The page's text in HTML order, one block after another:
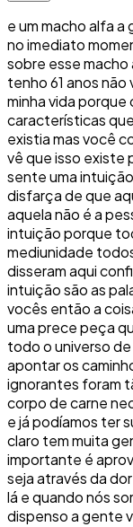
e um macho alfa a
no imediato
sobre esse macho
tenho 61 anos não
minha vida porque
características
existia mas você
vê que isso existe
sente uma
disfarça de que
aquela não é a
intuição porque
mediunidade
disseram aqui
intuição são as
vocês então a
uma prece peça
todo o universo
apontar os
ignorantes foram
corpo de carne
e já podíamos ter
claro tem muita
importante é
seja através da
lá e quando nós
dispenso a gente